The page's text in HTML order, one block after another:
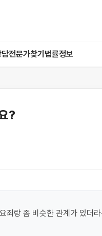
전문가찾기 법률정보
?
죄랑 좀 비슷한 관계가 있더